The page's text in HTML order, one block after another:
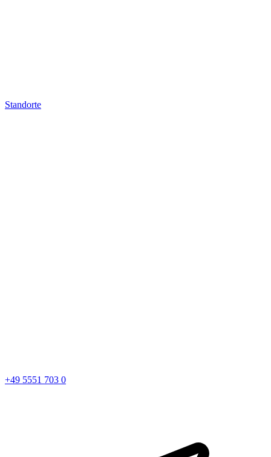
Standorte
+49 5551 703 0